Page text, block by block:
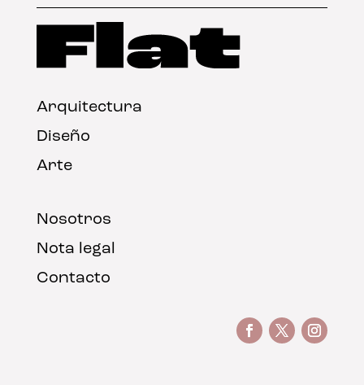
Arquitectura
Diseño
Arte
Nosotros
Nota legal
Contacto